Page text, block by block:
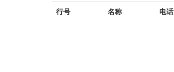
行号 名称 电话